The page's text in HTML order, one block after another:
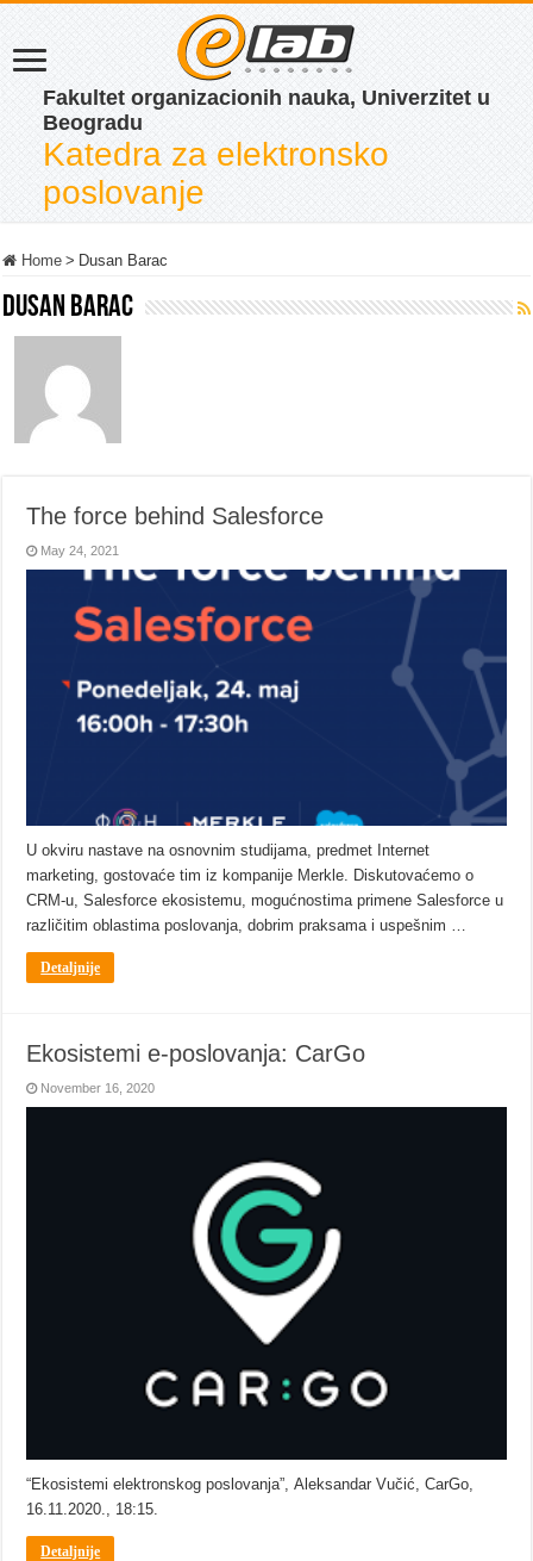
Fakultet organizacionih nauka, Univerzitet u
Beogradu
Katedra za elektronsko
poslovanje
Home > Dusan Barac
Dusan Barac
The force behind Salesforce
May 24, 2021
U okviru nastave na osnovnim studijama, predmet Internet
marketing, gostovaće tim iz kompanije Merkle. Diskutovaćemo o
CRM-u, Salesforce ekosistemu, mogućnostima primene Salesforce u
različitim oblastima poslovanja, dobrim praksama i uspešnim …
Detaljnije
Ekosistemi e-poslovanja: CarGo
November 16, 2020
“Ekosistemi elektronskog poslovanja”, Aleksandar Vučić, CarGo,
16.11.2020., 18:15.
Detaljnije